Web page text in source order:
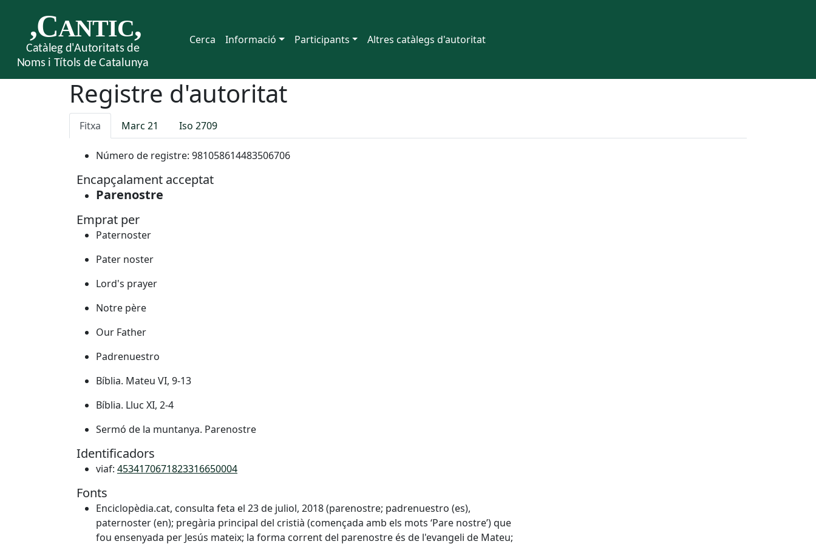
Cerca Informació Participants Altres catàlegs d'autoritat
Registre d'autoritat
Fitxa Marc 21 Iso 2709
Número de registre: 981058614483506706
Encapçalament acceptat
Parenostre
Emprat per
Paternoster
Pater noster
Lord's prayer
Notre père
Our Father
Padrenuestro
Bíblia. Mateu VI, 9-13
Bíblia. Lluc XI, 2-4
Sermó de la muntanya. Parenostre
Identificadors
viaf: 4534170671823316650004
Fonts
Enciclopèdia.cat, consulta feta el 23 de juliol, 2018 (parenostre; padrenuestro (es),
paternoster (en); pregària principal del cristià (començada amb els mots ‘Pare nostre’) que
fou ensenyada per Jesús mateix; la forma corrent del parenostre és de l'evangeli de Mateu;